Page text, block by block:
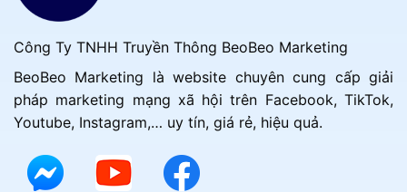
Công Ty TNHH Truyền Thông BeoBeo Marketing
BeoBeo Marketing là website chuyên cung cấp giải
pháp marketing mạng xã hội trên Facebook, TikTok,
Youtube, Instagram,… uy tín, giá rẻ, hiệu quả.